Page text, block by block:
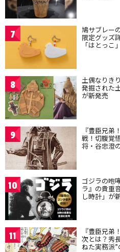
7 鳩サブレー
限定グッズ
「はとっこ」
8 土偶なりき
発掘された
が新発売
9 『豊臣兄
戦！切腹覚
将・谷忠澄
10 ゴジラの咆
ラ』の貴重
し時計」が
11 『豊臣兄
次とは？秀
ねた実務派